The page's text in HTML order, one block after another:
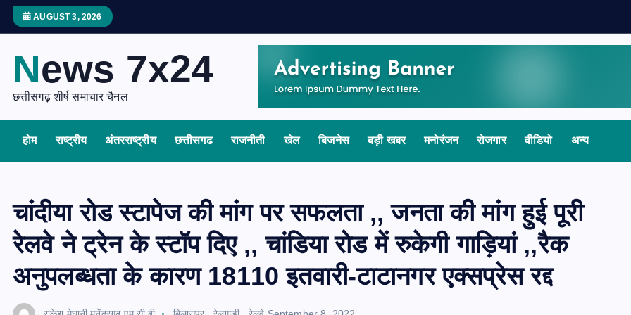
c
n
AUGUST 3, 2026
News 7x24
छत्तीसगढ़ शीर्ष समाचार चैनल
होम राष्ट्रीय अंतरराष्ट्रीय छत्तीसगढ राजनीती खेल बिजनेस बड़ी खबर मनोरंजन रोजगार वीडियो अन्य
चांदीया रोड स्टापेज की मांग पर सफलता ,, जनता की मांग हुई पूरी
रेलवे ने ट्रेन के स्टॉप दिए ,, चांडिया रोड में रुकेगी गाड़ियां ,,रैक
अनुपलब्धता के कारण 18110 इतवारी-टाटानगर एक्सप्रेस रद्द